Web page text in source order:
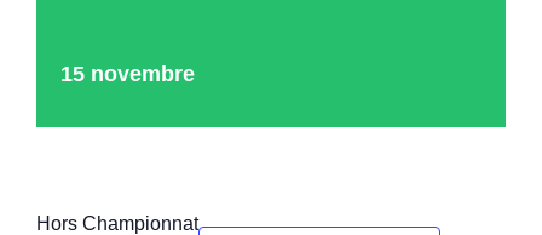
15 novembre
Hors Championnat